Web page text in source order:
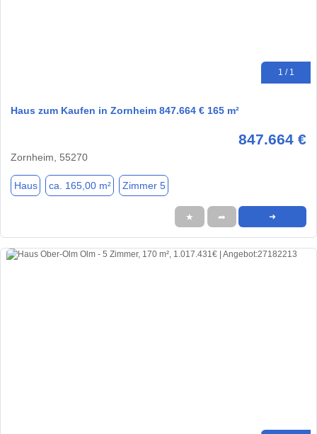
1 / 1
Haus zum Kaufen in Zornheim 847.664 € 165 m²
847.664 €
Zornheim, 55270
Haus ca. 165,00 m² Zimmer 5
★ ➦ ➜